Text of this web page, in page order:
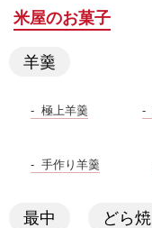
米屋のお菓子
羊羹
極上羊羹
手作り羊羹
最中 どら焼